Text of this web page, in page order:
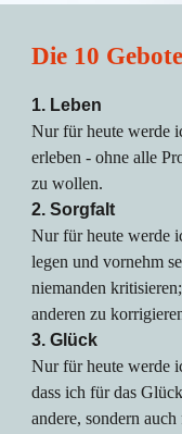
Die 10
1. Leben
Nur für heute werde
erleben - ohne alle
zu wollen.
2. Sorgfalt
Nur für heute werde
legen und vornehm
niemanden
anderen zu
3. Glück
Nur für heute werde
dass ich für das
andere, sondern